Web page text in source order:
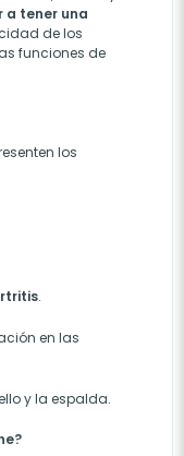
a tener una
de los
funciones de
los
.
en las
y la espalda.